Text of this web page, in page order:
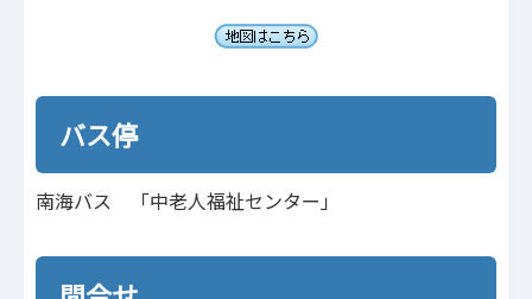
バス停
南海バス 「中老人福祉センター」